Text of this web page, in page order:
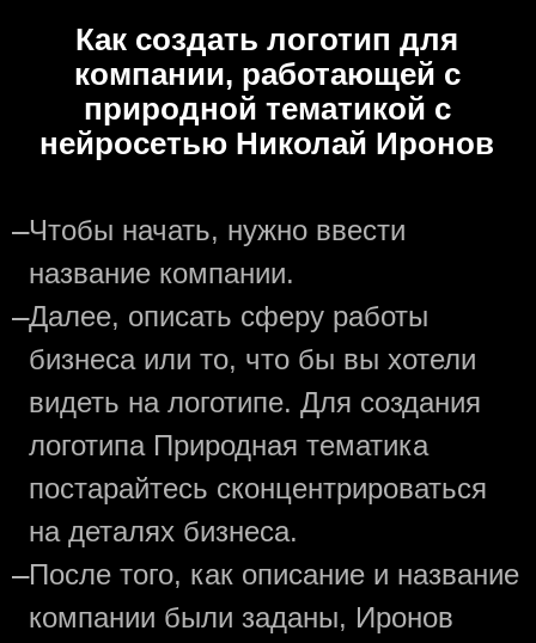
Как создать логотип для
компании, работающей с
природной тематикой с
нейросетью Николай Иронов
—Чтобы начать, нужно ввести
название компании.
—Далее, описать сферу работы
бизнеса или то, что бы вы хотели
видеть на логотипе. Для создания
логотипа Природная тематика
постарайтесь сконцентрироваться
на деталях бизнеса.
—После того, как описание и название
компании были заданы, Иронов